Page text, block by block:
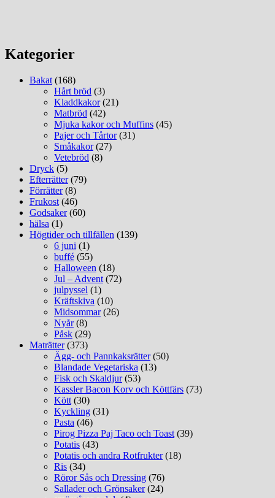
Kategorier
Bakat (168)
Hårt bröd (3)
Kladdkakor(21)
Matbröd (42)
Mjuka kakor och Muffins (45)
Pajer och Tårtor(31)
Småkakor(27)
Vetebröd (8)
Dryck (5)
Efterrätter(79)
Förrätter(8)
Frukost (46)
Godsaker(60)
hälsa (1)
Högtider och tillfällen (139)
6 juni (1)
buffé (55)
Halloween (18)
Jul – Advent (72)
julpyssel (1)
Kräftskiva (10)
Midsommar(26)
Nyår(8)
Påsk (29)
Maträtter(373)
Ägg- och Pannkaksrätter(50)
Blandade Vegetariska (13)
Fisk och Skaldjur(53)
Kassler Bacon Korv och Köttfärs (73)
Kött (30)
Kyckling (31)
Pasta (46)
Pirog Pizza Paj Taco och Toast (39)
Potatis (43)
Potatis och andra Rotfrukter(18)
Ris (34)
Röror Sås och Dressing (76)
Sallader och Grönsaker(24)